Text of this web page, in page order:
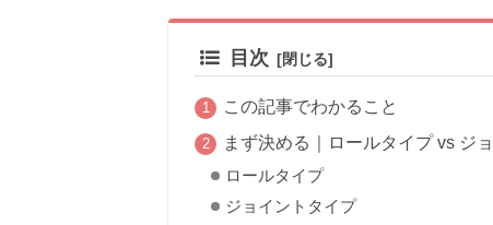
目次
この記事でわかること
まず決める｜ロールタイプ vs ジ
ロールタイプ
ジョイントタイプ